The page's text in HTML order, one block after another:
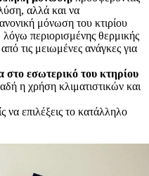
αλλά και να
μόνωση του κτιρίου
λόγω περιορισμένης θερμικής
τις μειωμένες ανάγκες για
εσωτερικό του κτηρίου
η χρήση κλιματιστικών και
να επιλέξεις το κατάλληλο